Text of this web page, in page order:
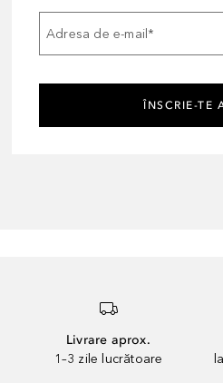
Adresa de e-mail *
ÎNSCRIE-TE
Livrare aprox.
1–3 zile lucrătoare